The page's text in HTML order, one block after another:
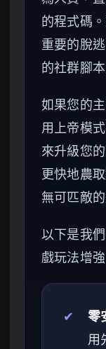
的程式碼
重要的脫
的社群腳
如果您的
用上帝模
來升級您
更快地農
無可匹敵
以下是我
戲玩法增
✔ 零
用